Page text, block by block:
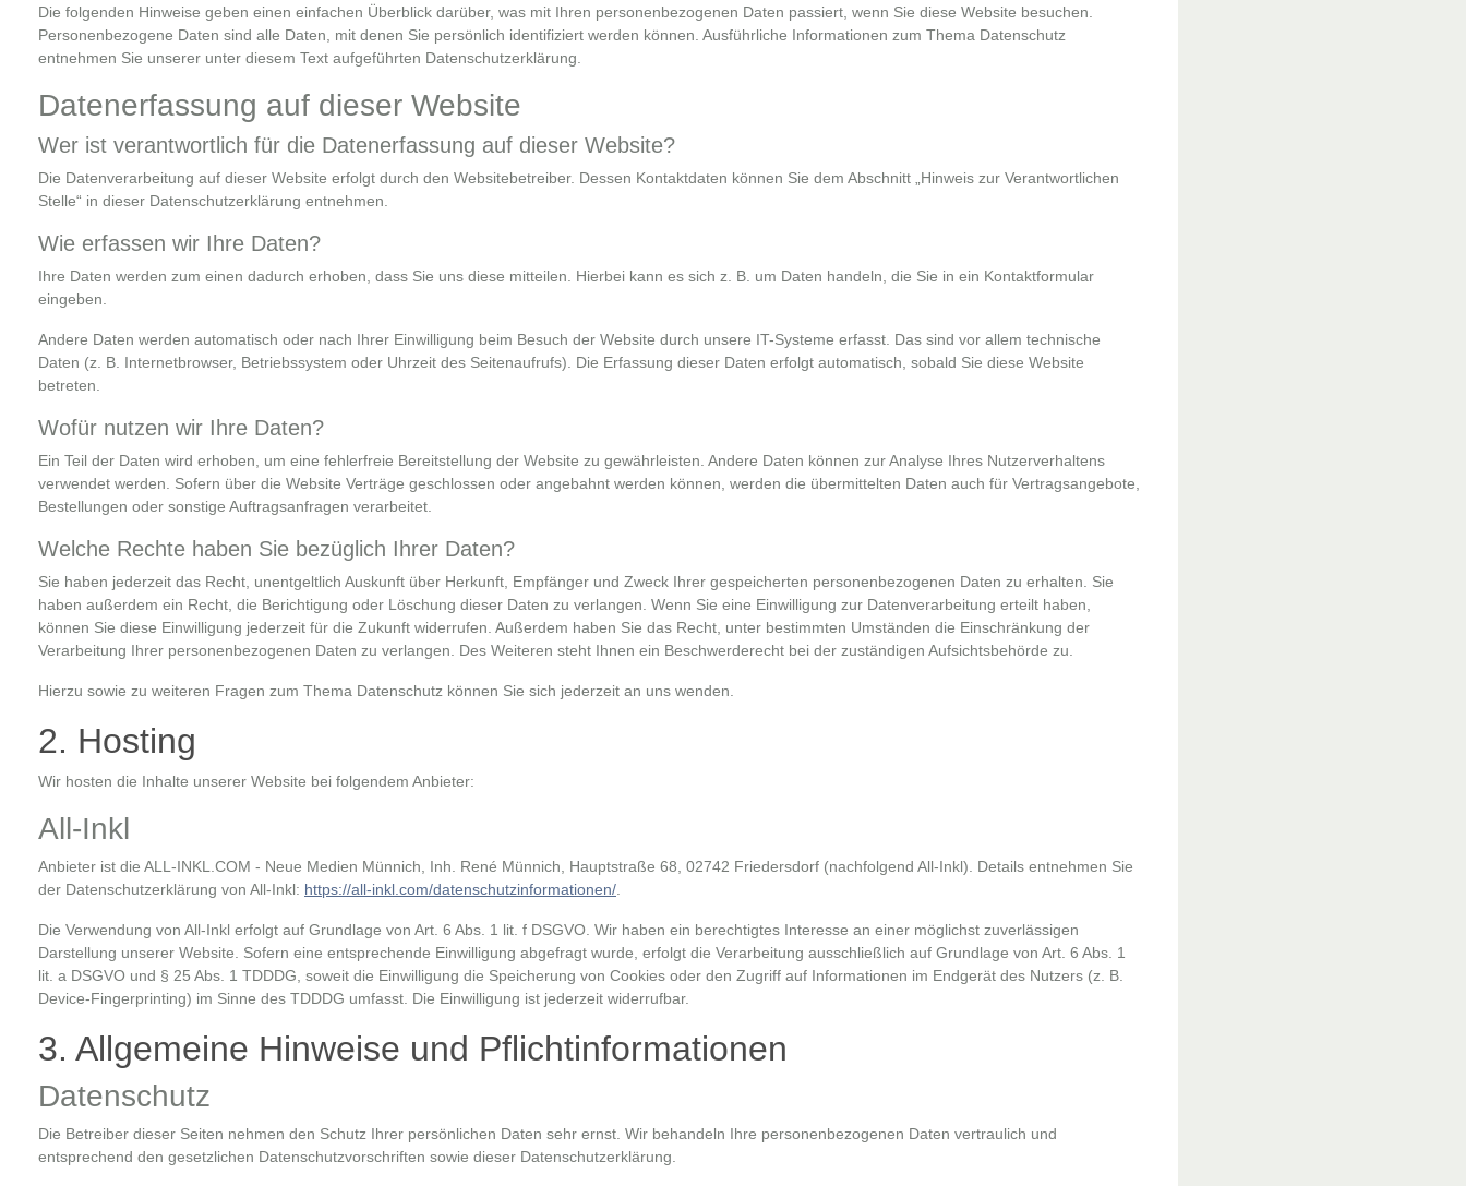
Die folgenden Hinweise geben einen einfachen Überblick darüber, was mit Ihren personenbezogenen Daten passiert, wenn Sie diese Website besuchen.
Personenbezogene Daten sind alle Daten, mit denen Sie persönlich identifiziert werden können. Ausführliche Informationen zum Thema Datenschutz
entnehmen Sie unserer unter diesem Text aufgeführten Datenschutzerklärung.
Datenerfassung auf dieser Website
Wer ist verantwortlich für die Datenerfassung auf dieser Website?
Die Datenverarbeitung auf dieser Website erfolgt durch den Websitebetreiber. Dessen Kontaktdaten können Sie dem Abschnitt „Hinweis zur Verantwortlichen
Stelle“ in dieser Datenschutzerklärung entnehmen.
Wie erfassen wir Ihre Daten?
Ihre Daten werden zum einen dadurch erhoben, dass Sie uns diese mitteilen. Hierbei kann es sich z. B. um Daten handeln, die Sie in ein Kontaktformular
eingeben.
Andere Daten werden automatisch oder nach Ihrer Einwilligung beim Besuch der Website durch unsere IT-Systeme erfasst. Das sind vor allem technische
Daten (z. B. Internetbrowser, Betriebssystem oder Uhrzeit des Seitenaufrufs). Die Erfassung dieser Daten erfolgt automatisch, sobald Sie diese Website
betreten.
Wofür nutzen wir Ihre Daten?
Ein Teil der Daten wird erhoben, um eine fehlerfreie Bereitstellung der Website zu gewährleisten. Andere Daten können zur Analyse Ihres Nutzerverhaltens
verwendet werden. Sofern über die Website Verträge geschlossen oder angebahnt werden können, werden die übermittelten Daten auch für Vertragsangebote,
Bestellungen oder sonstige Auftragsanfragen verarbeitet.
Welche Rechte haben Sie bezüglich Ihrer Daten?
Sie haben jederzeit das Recht, unentgeltlich Auskunft über Herkunft, Empfänger und Zweck Ihrer gespeicherten personenbezogenen Daten zu erhalten. Sie
haben außerdem ein Recht, die Berichtigung oder Löschung dieser Daten zu verlangen. Wenn Sie eine Einwilligung zur Datenverarbeitung erteilt haben,
können Sie diese Einwilligung jederzeit für die Zukunft widerrufen. Außerdem haben Sie das Recht, unter bestimmten Umständen die Einschränkung der
Verarbeitung Ihrer personenbezogenen Daten zu verlangen. Des Weiteren steht Ihnen ein Beschwerderecht bei der zuständigen Aufsichtsbehörde zu.
Hierzu sowie zu weiteren Fragen zum Thema Datenschutz können Sie sich jederzeit an uns wenden.
2. Hosting
Wir hosten die Inhalte unserer Website bei folgendem Anbieter:
All-Inkl
Anbieter ist die ALL-INKL.COM - Neue Medien Münnich, Inh. René Münnich, Hauptstraße 68, 02742 Friedersdorf (nachfolgend All-Inkl). Details entnehmen Sie
der Datenschutzerklärung von All-Inkl: https://all-inkl.com/datenschutzinformationen/
Die Verwendung von All-Inkl erfolgt auf Grundlage von Art. 6 Abs. 1 lit. f DSGVO. Wir haben ein berechtigtes Interesse an einer möglichst zuverlässigen
Darstellung unserer Website. Sofern eine entsprechende Einwilligung abgefragt wurde, erfolgt die Verarbeitung ausschließlich auf Grundlage von Art. 6 Abs. 1
lit. a DSGVO und § 25 Abs. 1 TDDDG, soweit die Einwilligung die Speicherung von Cookies oder den Zugriff auf Informationen im Endgerät des Nutzers (z. B.
Device-Fingerprinting) im Sinne des TDDDG umfasst. Die Einwilligung ist jederzeit widerrufbar.
3. Allgemeine Hinweise und Pflicht­informationen
Datenschutz
Die Betreiber dieser Seiten nehmen den Schutz Ihrer persönlichen Daten sehr ernst. Wir behandeln Ihre personenbezogenen Daten vertraulich und
entsprechend den gesetzlichen Datenschutzvorschriften sowie dieser Datenschutzerklärung.